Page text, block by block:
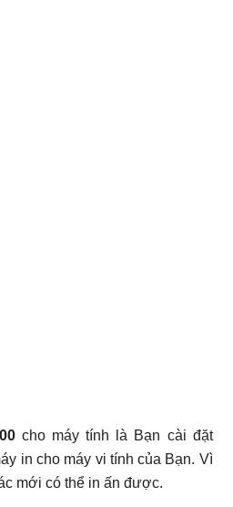
cho máy tính là Bạn cài đặt
in cho máy vi tính của Bạn. Vì
mới có thể in ấn được.